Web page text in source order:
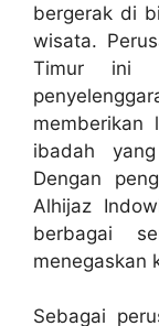
bergerak di
wisata.
Timur ini
memberikan
ibadah
Dengan
Alhijaz
berbagai
menegaskan
Sebagai